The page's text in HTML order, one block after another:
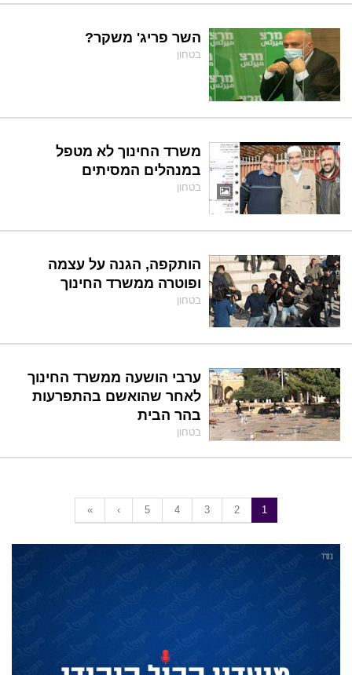
השר פריג' משקר?
בטחון
משרד החינוך לא מטפל
במנהלים המסיתים
בטחון
הותקפה, הגנה על עצמה
ופוטרה ממשרד החינוך
בטחון
ערבי הושעה ממשרד החינוך
לאחר שהואשם בהתפרעות
בהר הבית
בטחון
1
2
3
4
5
‹
«